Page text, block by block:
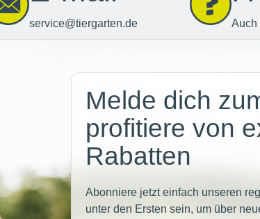
service@tiergarten.de Auch
Melde dich
profitiere von
Rabatten
Abonniere jetzt einfach unseren
unter den Ersten sein, um über